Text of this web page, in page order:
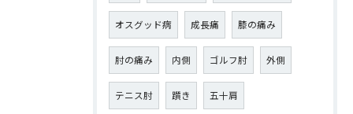
オスグッド病 成長痛 膝の痛み
肘の痛み 内側 ゴルフ肘 外側
テニス肘 躓き 五十肩